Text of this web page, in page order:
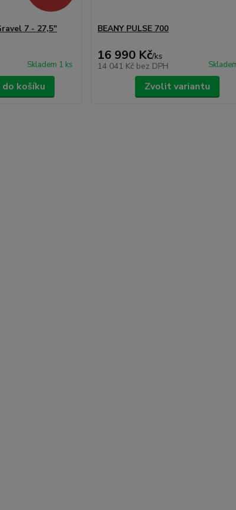
7 - 27,5"
Skladem 1 ks
košíku
BEANY PULSE 700
16 990 Kč/ks
14 041 Kč bez DPH
Zvolit variantu